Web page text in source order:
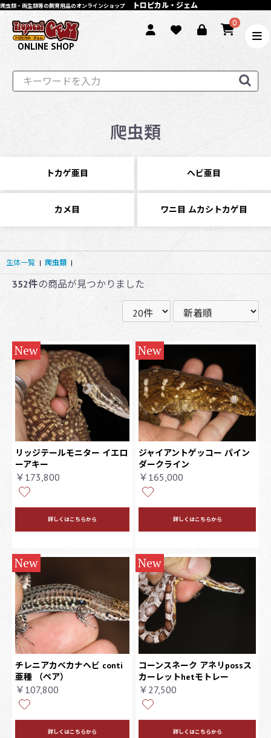
爬虫類・両生類等の飼育用品のオンラインショップ トロピカル・ジェム
0
ONLINE SHOP
爬虫類
トカゲ亜目 ヘビ亜目
カメ目 ワニ目 ムカシトカゲ目
生体一覧 | 爬虫類 |
352件の商品が見つかりました
New
リッジテールモニター イエロ
ーアキー
￥173,800
詳しくはこちらから
New
ジャイアントゲッコー パイン
ダークライン
￥165,000
詳しくはこちらから
New
チレニアカベカナヘビ conti
亜種
（ペア）
￥107,800
詳しくはこちらから
New
コーンスネーク アネリpossス
カーレットhetモトレー
￥27,500
詳しくはこちらから